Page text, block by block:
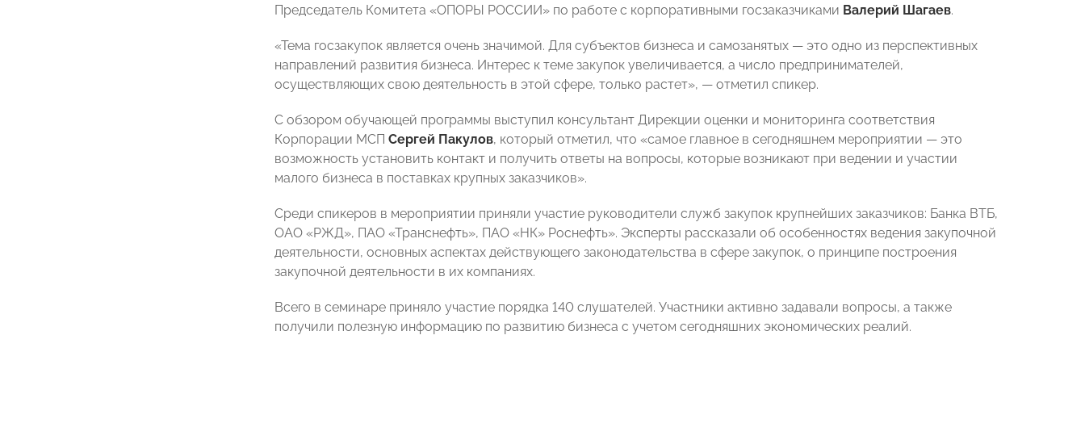
Председатель Комитета «ОПОРЫ РОССИИ» по работе с корпоративными госзаказчиками Валерий Шагаев.
«Тема госзакупок является очень значимой. Для субъектов бизнеса и самозанятых — это одно из перспективных
направлений развития бизнеса. Интерес к теме закупок увеличивается, а число предпринимателей,
осуществляющих свою деятельность в этой сфере, только растет», — отметил спикер.
С обзором обучающей программы выступил консультант Дирекции оценки и мониторинга соответствия
Корпорации МСП Сергей Пакулов, который отметил, что «самое главное в сегодняшнем мероприятии — это
возможность установить контакт и получить ответы на вопросы, которые возникают при ведении и участии
малого бизнеса в поставках крупных заказчиков».
Среди спикеров в мероприятии приняли участие руководители служб закупок крупнейших заказчиков: Банка ВТБ,
ОАО «РЖД», ПАО «Транснефть», ПАО «НК» Роснефть». Эксперты рассказали об особенностях ведения закупочной
деятельности, основных аспектах действующего законодательства в сфере закупок, о принципе построения
закупочной деятельности в их компаниях.
Всего в семинаре приняло участие порядка 140 слушателей. Участники активно задавали вопросы, а также
получили полезную информацию по развитию бизнеса с учетом сегодняшних экономических реалий.